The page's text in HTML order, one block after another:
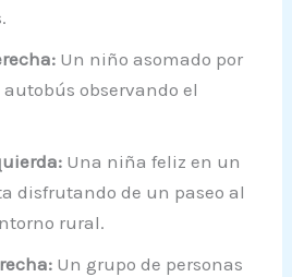
Un niño asomado por
observando el
Una niña feliz en un
disfrutando de un paseo al
rural.
Un grupo de personas